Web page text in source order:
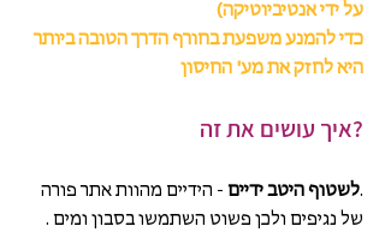
על ידי אנטיביוטיקה)
כדי להמנע משפעת בחורף הדרך הטובה ביותר
היא לחזק את מע' החיסון
?איך עושים את זה
.לשטוף היטב ידיים - הידיים מהוות אתר פורה
של נגיפים ולכן פשוט השתמשו בסבון ומים .